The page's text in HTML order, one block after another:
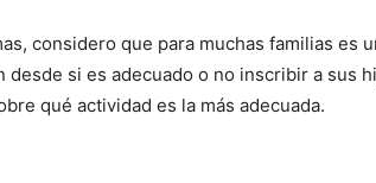
considero que para muchas familias es
desde si es adecuado o no inscribir a sus
qué actividad es la más adecuada.